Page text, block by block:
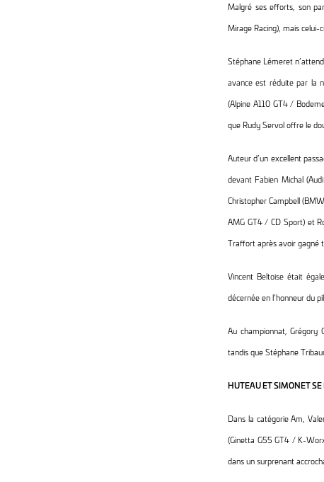
Malgré ses efforts, son
Mirage Racing), mais
Stéphane Lémeret
avance est réduite par la
(Alpine A110 GT4 /
que Rudy Servol offre le
Auteur d’un excellent
devant Fabien Michal
Christopher Campbell
AMG GT4 / CD Sport) et
Traffort après avoir gagné
Vincent Beltoise était
décernée en l’honneur du
Au championnat,
tandis que Stéphane
HUTEAU ET SIMONET
Dans la catégorie Am,
(Ginetta G55 GT4 / K-
dans un surprenant